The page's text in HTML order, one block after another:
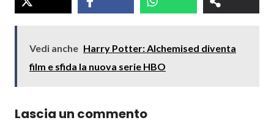
Vedi anche Harry Potter: Alchemised diventa
film e sfida la nuova serie HBO
Lascia un commento